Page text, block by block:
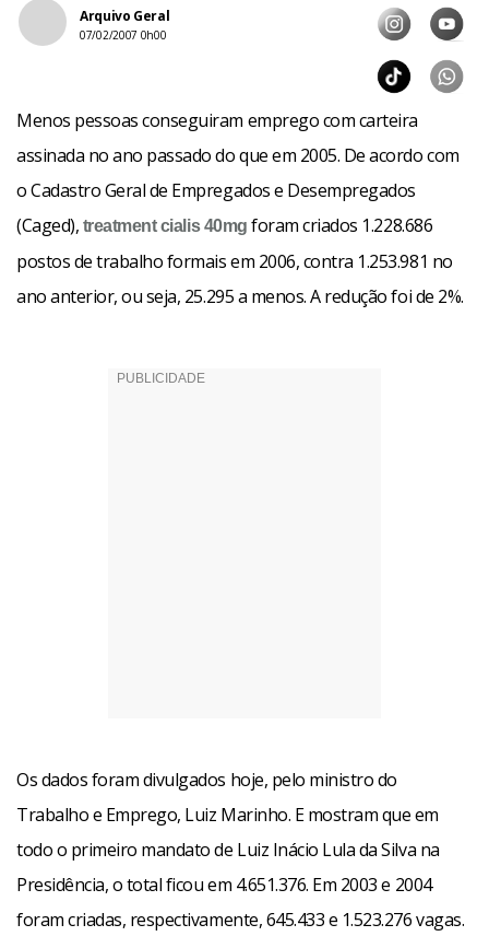
Arquivo Geral
07/02/2007 0h00
Menos pessoas conseguiram emprego com carteira
assinada no ano passado do que em 2005. De acordo com
o Cadastro Geral de Empregados e Desempregados
(Caged), treatment cialis 40mg foram criados 1.228.686
postos de trabalho formais em 2006, contra 1.253.981 no
ano anterior, ou seja, 25.295 a menos. A redução foi de 2%.
Os dados foram divulgados hoje, pelo ministro do
Trabalho e Emprego, Luiz Marinho. E mostram que em
todo o primeiro mandato de Luiz Inácio Lula da Silva na
Presidência, o total ficou em 4.651.376. Em 2003 e 2004
foram criadas, respectivamente, 645.433 e 1.523.276 vagas.